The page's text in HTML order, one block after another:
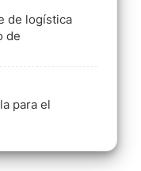
de logística
de
para el